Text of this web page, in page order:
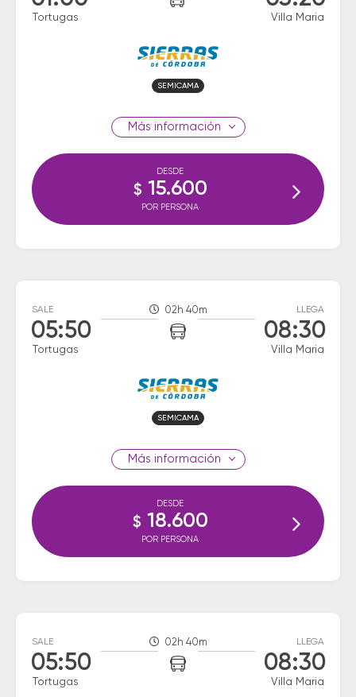
Tortugas Villa Maria
SEMICAMA
información
DESDE
$ 15.600
POR PERSONA
SALE
05:50
Tortugas
02h 40m LLEGA
08:30
Villa Maria
SEMICAMA
información
DESDE
$ 18.600
POR PERSONA
SALE
05:50
Tortugas
02h 40m LLEGA
08:30
Villa Maria